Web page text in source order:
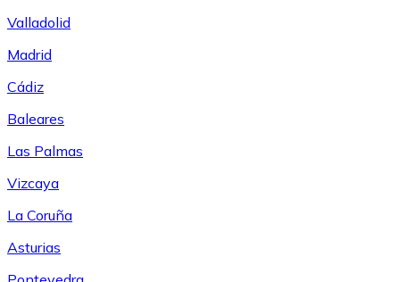
Valladolid
Madrid
Cádiz
Baleares
Las Palmas
Vizcaya
La Coruña
Asturias